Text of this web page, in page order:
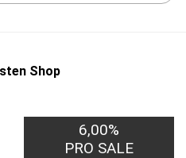
Shop
6,00%
PRO SALE